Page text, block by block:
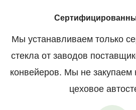
Мы устанавливаем только
стекла от заводов
конвейеров. Мы не закупаем
цеховое